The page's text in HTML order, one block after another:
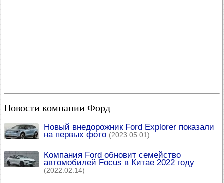
Новости компании Форд
Новый внедорожник Ford Explorer показали
на первых фото (2023.05.01)
Компания Ford обновит семейство
автомобилей Focus в Китае 2022 году
(2022.02.14)